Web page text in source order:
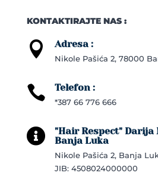
KONTAKTIRAJTE NAS :
 Adresa :
Nikole Pašića 2, 78000
 Telefon :
*387 66 776 666

"Hair Respect" Darija
Banja Luka
Nikole Pašića 2, Banja
JIB: 4508024000000